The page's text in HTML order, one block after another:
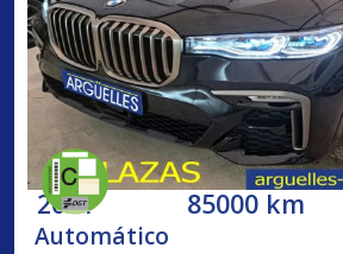
2021 85000 km
Automático